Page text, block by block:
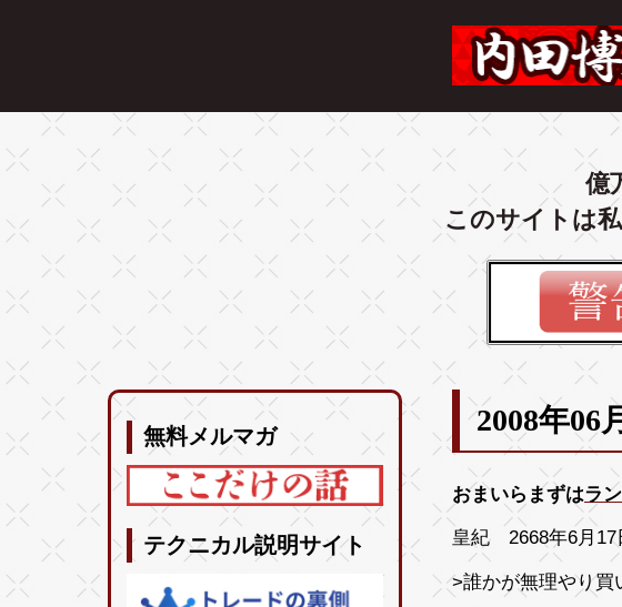
億
このサイトは
無料メルマガ
テクニカル説明サイト
2008年06
おまいらまずはラ
皇紀 2668年6月17
>誰かが無理やり買